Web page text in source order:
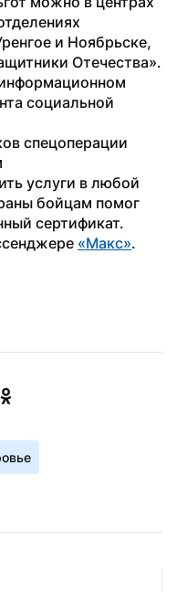
и Ноябрьске,
Отечества».
социальной
услуги в любой
бойцам помог
сертификат.
«Макс».